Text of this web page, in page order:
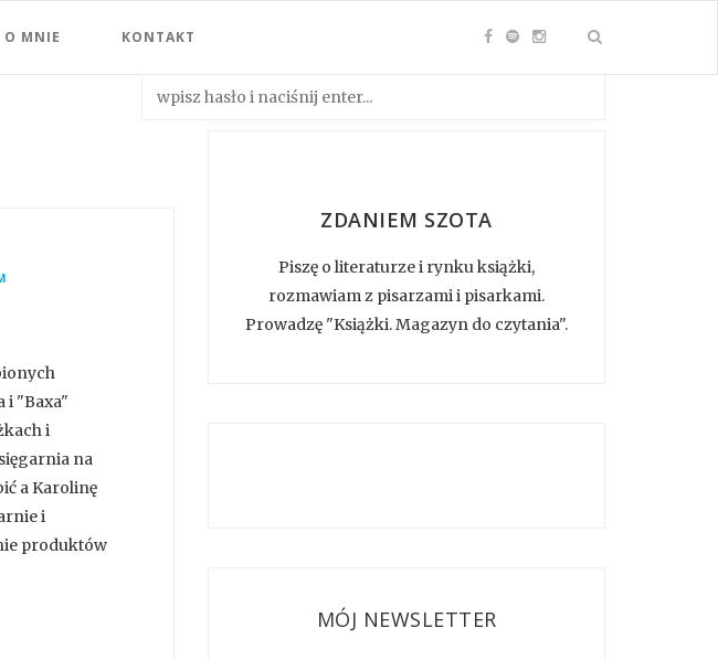
O MNIE KONTAKT
i "Baxa"
i
na
a Karolinę
i
produktów
ZDANIEM SZOTA
Piszę o literaturze i rynku książki,
rozmawiam z pisarzami i pisarkami.
Prowadzę "Książki. Magazyn do czytania".
MÓJ NEWSLETTER